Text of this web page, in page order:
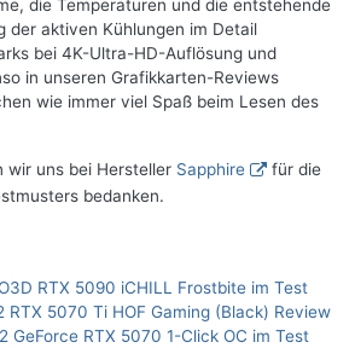
die Temperaturen und die entstehende
der aktiven Kühlungen im Detail
bei 4K-Ultra-HD-Auflösung und
in unseren Grafikkarten-Reviews
wie immer viel Spaß beim Lesen des
wir uns bei Hersteller Sapphire
für die
bedanken.
RTX 5090 iCHILL Frostbite im Test
RTX 5070 Ti HOF Gaming (Black) Review
GeForce RTX 5070 1-Click OC im Test